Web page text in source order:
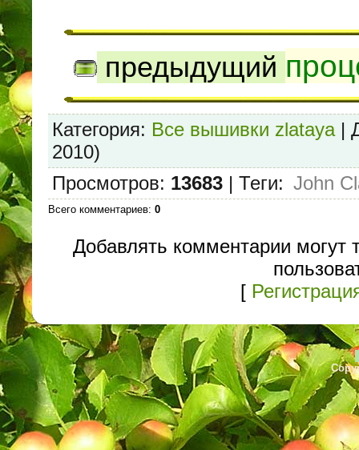
предыдущий
Категория: Все вышивки zlataya|
2010)
Просмотров: 13683 | Теги: John
Всего комментариев: 0
Добавлять комментарии могут
[